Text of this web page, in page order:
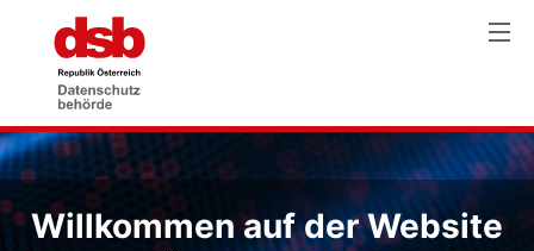
Willkommen auf der Website